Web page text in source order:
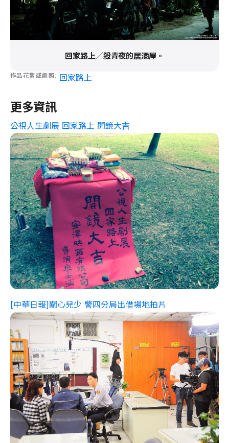
回家路上／殺青夜的居酒屋。
作品花絮或劇照 回家路上
更多資訊
公視人生劇展 回家路上 開鏡大吉
[中華日報]關心兒少 警四分局出借場地拍片